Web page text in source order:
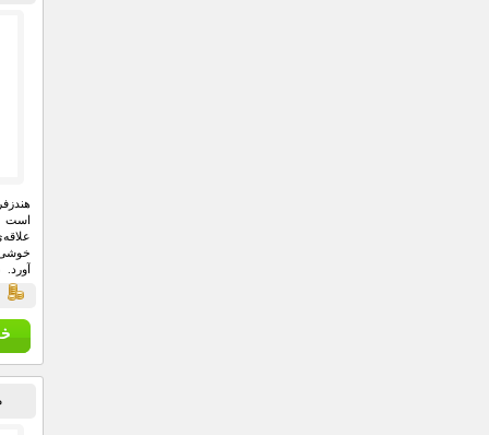
است
خوشی
است